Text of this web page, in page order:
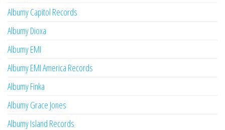
Albumy Capitol Records
Albumy Dioxa
Albumy EMI
Albumy EMI America Records
Albumy Finka
Albumy Grace Jones
Albumy Island Records